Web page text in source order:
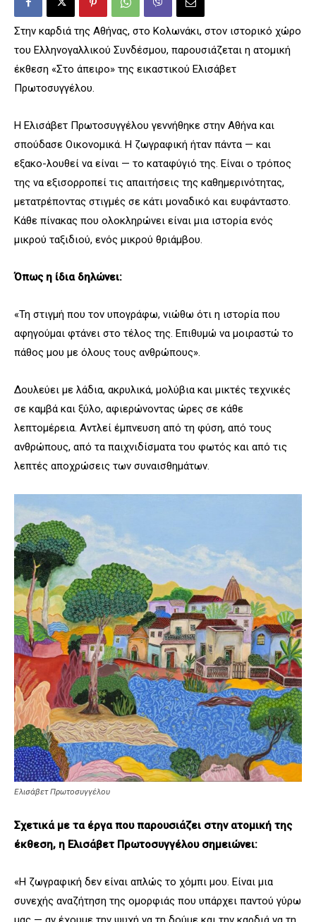
Στην καρδιά της Αθήνας, στο Κολωνάκι, στον ιστορικό χώρο
του Ελληνογαλλικού Συνδέσμου, παρουσιάζεται η ατομική
έκθεση «Στο άπειρο» της εικαστικού Ελισάβετ
Πρωτοσυγγέλου.
Η Ελισάβετ Πρωτοσυγγέλου γεννήθηκε στην Αθήνα και
σπούδασε Οικονομικά. Η ζωγραφική ήταν πάντα — και
εξακο-λουθεί να είναι — το καταφύγιό της. Είναι ο τρόπος
της να εξισορροπεί τις απαιτήσεις της καθημερινότητας,
μετατρέποντας στιγμές σε κάτι μοναδικό και ευφάνταστο.
Κάθε πίνακας που ολοκληρώνει είναι μια ιστορία ενός
μικρού ταξιδιού, ενός μικρού θριάμβου.
Όπως η ίδια δηλώνει:
«Τη στιγμή που τον υπογράφω, νιώθω ότι η ιστορία που
αφηγούμαι φτάνει στο τέλος της. Επιθυμώ να μοιραστώ το
πάθος μου με όλους τους ανθρώπους».
Δουλεύει με λάδια, ακρυλικά, μολύβια και μικτές τεχνικές
σε καμβά και ξύλο, αφιερώνοντας ώρες σε κάθε
λεπτομέρεια. Αντλεί έμπνευση από τη φύση, από τους
ανθρώπους, από τα παιχνιδίσματα του φωτός και από τις
λεπτές αποχρώσεις των συναισθημάτων.
Ελισάβετ Πρωτοσυγγέλου
Σχετικά με τα έργα που παρουσιάζει στην ατομική της
έκθεση, η Ελισάβετ Πρωτοσυγγέλου σημειώνει:
«Η ζωγραφική δεν είναι απλώς το χόμπι μου. Είναι μια
συνεχής αναζήτηση της ομορφιάς που υπάρχει παντού γύρω